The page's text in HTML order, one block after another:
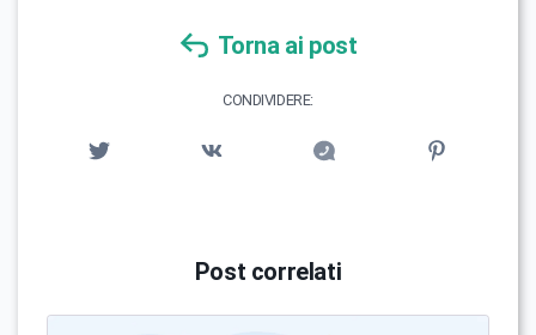
Torna ai post
CONDIVIDERE:
Post correlati